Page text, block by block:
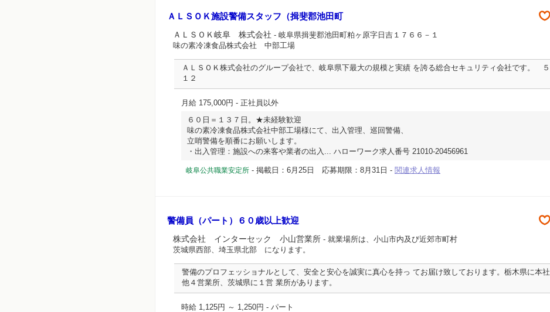
ＡＬＳＯＫ施設警備スタッフ（揖斐郡池田町
ＡＬＳＯＫ岐阜 株式会社 - 岐阜県揖斐郡池田町粕ヶ原字日吉１７６６－１
味の素冷凍食品株式会社 中部工場
ＡＬＳＯＫ株式会社のグループ会社で、岐阜県下最大の規模と実績 を誇る総合セキュリティ会社です。 ５
１２
月給 175,000円 - 正社員以外
６０日＝１３７日。★未経験歓迎
味の素冷凍食品株式会社中部工場様にて、出入管理、巡回警備、
立哨警備を順番にお願いします。
・出入管理：施設への来客や業者の出入... ハローワーク求人番号 21010-20456961
岐阜公共職業安定所 - 掲載日：6月25日 応募期限：8月31日 - 関連求人情報
警備員（パート）６０歳以上歓迎
株式会社 インターセック 小山営業所 - 就業場所は、小山市内及び近郊市町村
茨城県西部、埼玉県北部 になります。
警備のプロフェッショナルとして、安全と安心を誠実に真心を持っ てお届け致しております。栃木県に本社
他４営業所、茨城県に１営 業所があります。
時給 1,125円 ～ 1,250円 - パート